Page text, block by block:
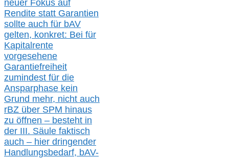
neuer Fokus auf
Rendite statt Garantien
sollte auch für bAV
gelten, konkret: Bei für
Kapitalrente
vorgesehene
Garantiefreiheit
zumindest für die
Ansparphase kein
Grund mehr, nicht auch
rBZ über SPM hinaus
zu öffnen – besteht in
der III. Säule faktisch
auch – hier dringender
Handlungsbedarf, bAV-